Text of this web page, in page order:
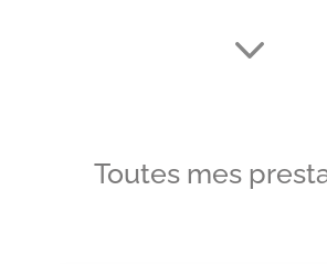
3
Toutes mes